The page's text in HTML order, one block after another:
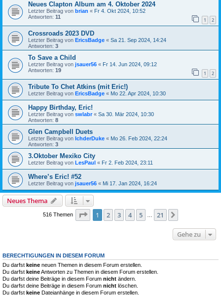
Neues Clapton Album am 4. Oktober 2024
Letzter Beitrag von brian « Fr 4. Okt 2024, 10:52
Antworten: 11 1 2
Crossroads 2023 DVD
Letzter Beitrag von EricsBadge « Sa 21. Sep 2024, 14:24
Antworten: 3
To Save a Child
Letzter Beitrag von jsauer56 « Fr 14. Jun 2024, 09:12
Antworten: 19 1 2
Tribute To Chet Atkins (mit Eric!)
Letzter Beitrag von EricsBadge « Mo 22. Apr 2024, 10:30
Happy Birthday, Eric!
Letzter Beitrag von swlabr« Sa 30. Mär 2024, 10:30
Antworten: 8
Glen Campbell Duets
Letzter Beitrag von IchderDuke « Mo 26. Feb 2024, 22:24
Antworten: 3
3.Oktober Mexiko City
Letzter Beitrag von LesPaul « Fr 2. Feb 2024, 23:11
Where’s Eric! #52
Letzter Beitrag von jsauer56 « Mi 17. Jan 2024, 16:24
Neues Thema
516 Themen Seite 1von 21
1 2 3 4 5 21
Gehe zu
BERECHTIGUNGEN IN DIESEM FORUM
Du darfst keine neuen Themen in diesem Forum erstellen.
Du darfst keineAntworten zu Themen in diesem Forum erstellen.
Du darfst deine Beiträge in diesem Forum nicht ändern.
Du darfst deine Beiträge in diesem Forum nicht löschen.
Du darfst keine Dateianhänge in diesem Forum erstellen.